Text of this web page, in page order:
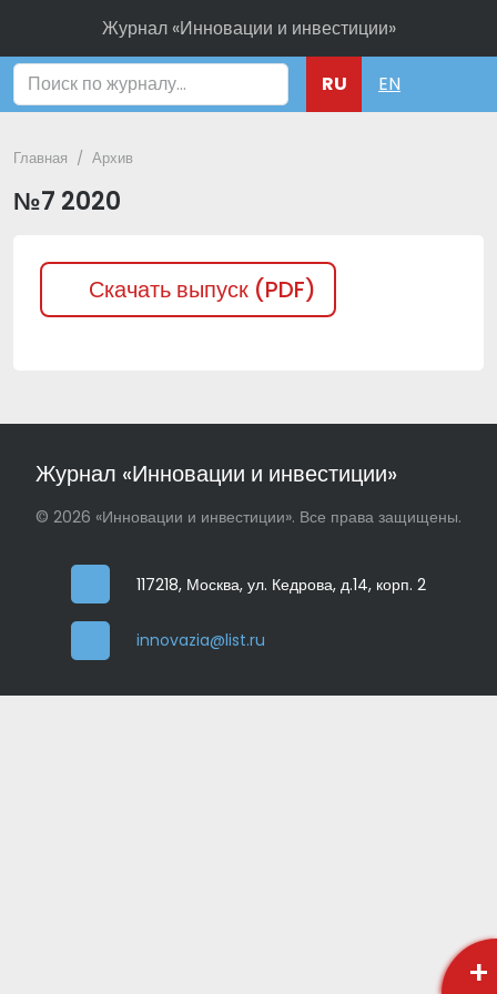
Журнал «Инновации и инвестиции»
RU EN
Главная Архив
№7 2020
Скачать выпуск (PDF)
Журнал «Инновации и инвестиции»
© 2026 «Инновации и инвестиции». Все права защищены.
117218, Москва, ул. Кедрова, д.14, корп. 2
innovazia@list.ru
+